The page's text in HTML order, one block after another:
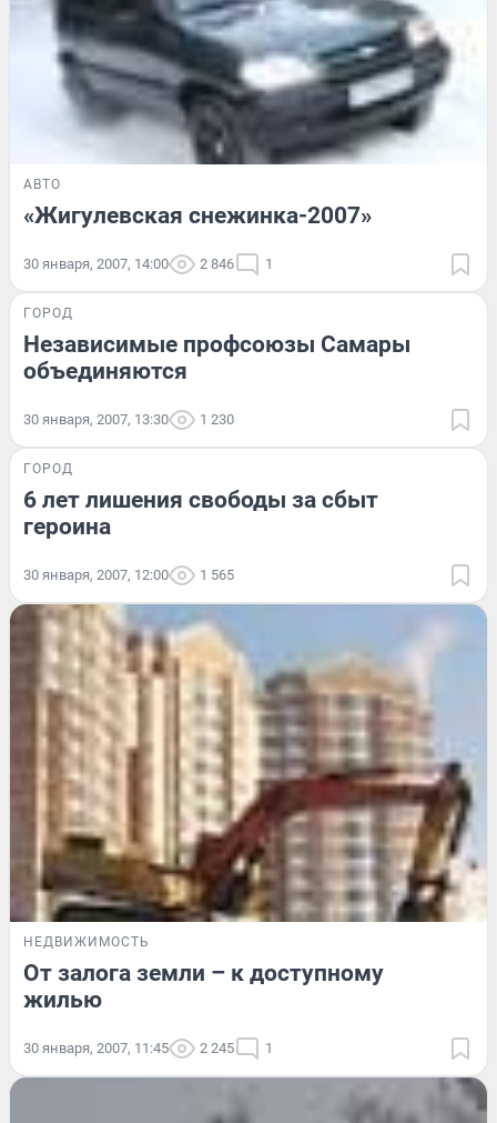
АВТО
«Жигулевская снежинка-2007»
30 января, 2007, 14:00 2 846 1
ГОРОД
Независимые профсоюзы Самары
объединяются
30 января, 2007, 13:30 1 230
ГОРОД
6 лет лишения свободы за сбыт
героина
30 января, 2007, 12:00 1 565
НЕДВИЖИМОСТЬ
От залога земли – к доступному
жилью
30 января, 2007, 11:45 2 245 1